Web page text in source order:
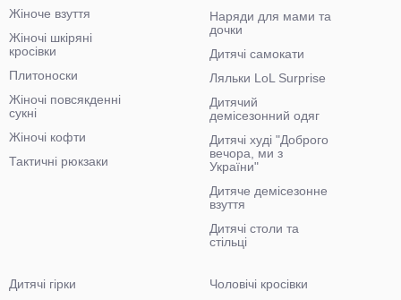
Жіноче взуття
Жіночі шкіряні
кросівки
Плитоноски
Жіночі повсякденні
сукні
Жіночі кофти
Тактичні рюкзаки
Наряди для мами та
дочки
Дитячі самокати
Ляльки LoL Surprise
Дитячий
демісезонний одяг
Дитячі худі "Доброго
вечора, ми з
України"
Дитяче демісезонне
взуття
Дитячі столи та
стільці
Дитячі гірки
Чоловічі кросівки